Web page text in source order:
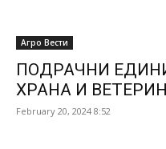
Агро Вести
ПОДРАЧНИ
ХРАНА И
February 20, 2024 8:52